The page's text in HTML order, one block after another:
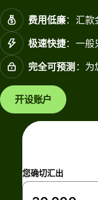
费用低廉：汇款
极速快捷：一般
完全可预测 ：
开设账户
您确切汇出